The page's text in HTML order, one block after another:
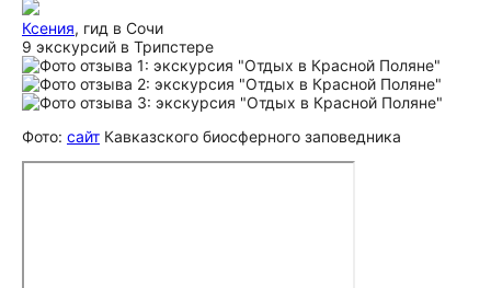
Ксения, гид в Сочи
9 экскурсий в Трипстере
Фото: сайт Кавказского биосферного заповедника